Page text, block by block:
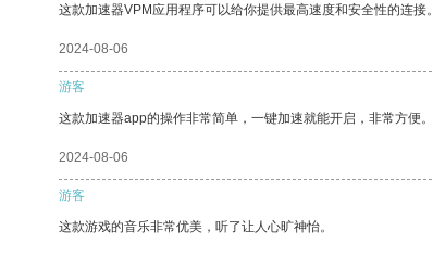
这款加速器VPM应用程序可以给你提供最高速度和安全性的连接。
2024-08-06
游客
这款加速器app的操作非常简单，一键加速就能开启，非常方便。
2024-08-06
游客
这款游戏的音乐非常优美，听了让人心旷神怡。